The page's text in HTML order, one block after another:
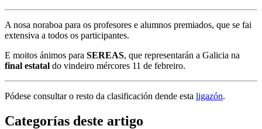
A nosa noraboa para os profesores e alumnos premiados, que se fai
extensiva a todos os participantes.
E moitos ánimos para SEREAS, que representarán a Galicia na
final estatal do vindeiro mércores 11 de febreiro.
Pódese consultar o resto da clasificación dende esta ligazón.
Categorías deste artigo